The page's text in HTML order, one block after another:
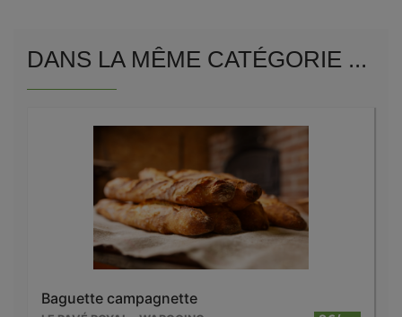
DANS LA MÊME CATÉGORIE ...
Baguette campagnette